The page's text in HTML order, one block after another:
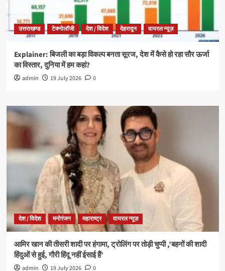
उत्तराखण्ड टेक्नोलॉजी देश / विदेश देहरादून वायरल न्यूज़
Explainer: बिजली का बड़ा विकल्प बनता सूरज, देश में कैसे हो रहा सौर ऊर्जा
का विस्तार, दुनिया में हम कहां?
admin 19 July 2026 0
देश / विदेश मनोरंजन महाराष्ट्र वायरल न्यूज़
आमिर खान की तीसरी शादी पर हंगामा, ट्रोलिंग पर तोड़ी चुप्पी ,’बहनों की शादी
हिंदुओं से हुई, गौरी हिंदू नहीं ईसाई हैं’
admin 19 July 2026 0